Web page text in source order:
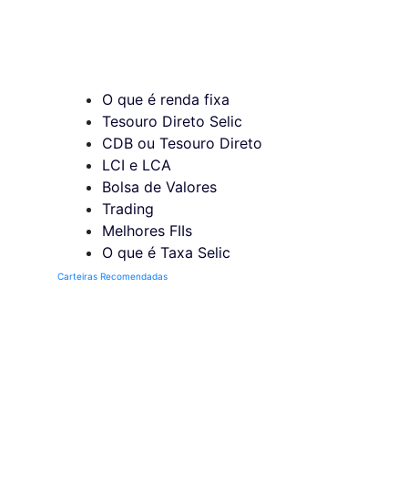
O que é renda fixa
Tesouro Direto Selic
CDB ou Tesouro Direto
LCI e LCA
Bolsa de Valores
Trading
Melhores FIIs
O que é Taxa Selic
Carteiras Recomendadas